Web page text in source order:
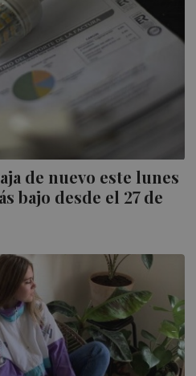
de nuevo este lunes
bajo desde el 27 de